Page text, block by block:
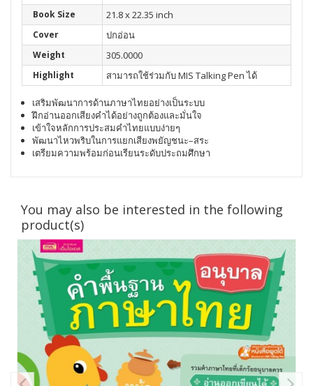
Book Size 21.8 x 22.35 inch
Cover ปกอ่อน
Weight 305.0000
Highlight สามารถใช้ร่วมกับ MIS Talking Pen ได้
เสริมพัฒนาการด้านภาษาไทยอย่างเป็นระบบ
ฝึกอ่านออกเสียงคำได้อย่างถูกต้องและมั่นใจ
เข้าใจหลักการประสมคำไทยแบบง่ายๆ
พัฒนาไหวพริบในการแยกเสียงพยัญชนะ–สระ
เตรียมความพร้อมก่อนเรียนระดับประถมศึกษา
You may also be interested in the following
product(s)